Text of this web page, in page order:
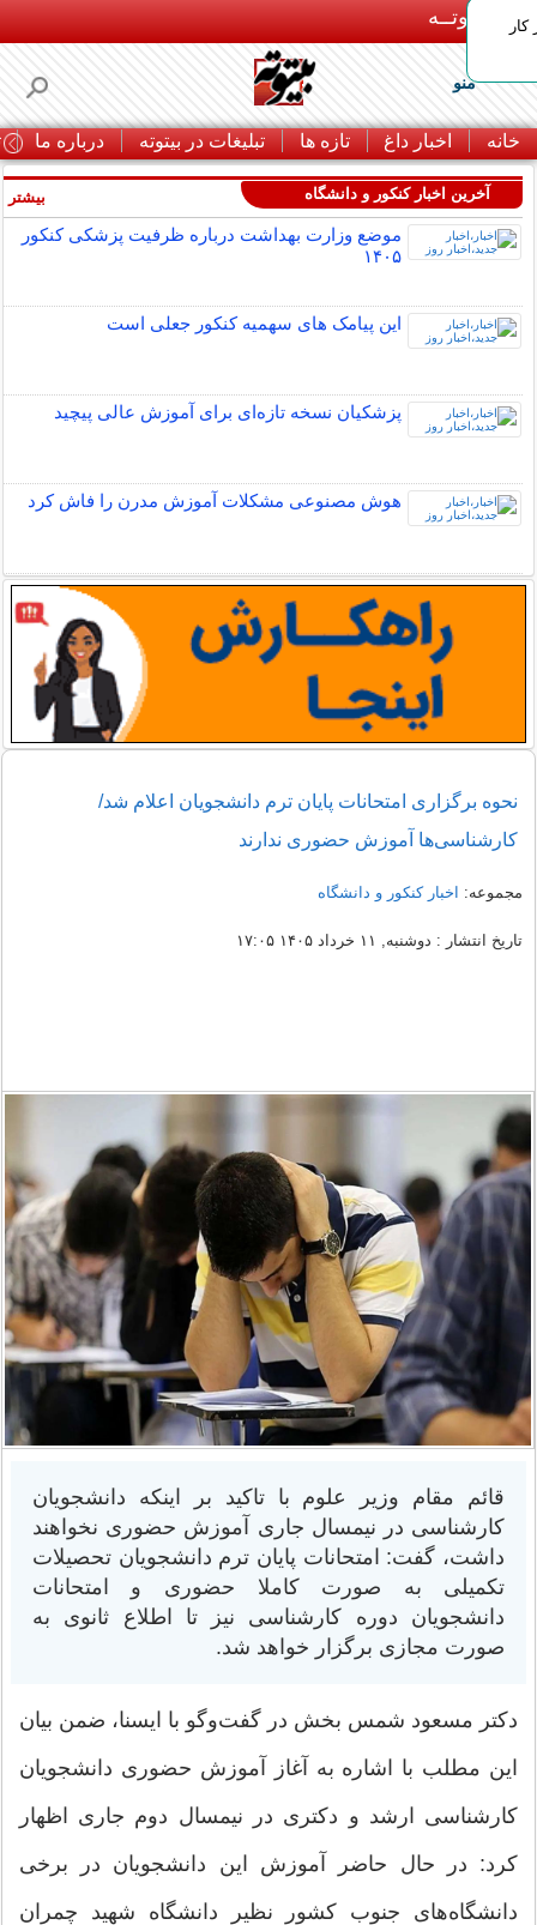
بـیتوتــه
منو
خانه اخبار داغ تازه ها تبلیغات در بیتوته درباره ما
آخرین اخبار کنکور و دانشگاه
موضع وزارت بهداشت درباره ظرفیت پزشکی کنکور
۱۴۰۵
این پیامک های سهمیه کنکور جعلی است
پزشکیان نسخه تازه‌ای برای آموزش عالی پیچید
هوش مصنوعی مشکلات آموزش مدرن را فاش کرد
بیشتر
نحوه برگزاری امتحانات پایان ترم دانشجویان اعلام شد/
کارشناسی‌ها آموزش حضوری ندارند
مجموعه: اخبار کنکور و دانشگاه
تاریخ انتشار : دوشنبه, ۱۱ خرداد ۱۴۰۵ ۱۷:۰۵
قائم مقام وزیر علوم با تاکید بر اینکه دانشجویان
کارشناسی در نیمسال جاری آموزش حضوری نخواهند
داشت، گفت: امتحانات پایان ترم دانشجویان تحصیلات
تکمیلی به صورت کاملا حضوری و امتحانات
دانشجویان دوره کارشناسی نیز تا اطلاع ثانوی به
صورت مجازی برگزار خواهد شد.
دکتر مسعود شمس بخش در گفت‌وگو با ایسنا، ضمن بیان
این مطلب با اشاره به آغاز آموزش حضوری دانشجویان
کارشناسی ارشد و دکتری در نیمسال دوم جاری اظهار
کرد: در حال حاضر آموزش این دانشجویان در برخی
دانشگاه‌های جنوب کشور نظیر دانشگاه شهید چمران